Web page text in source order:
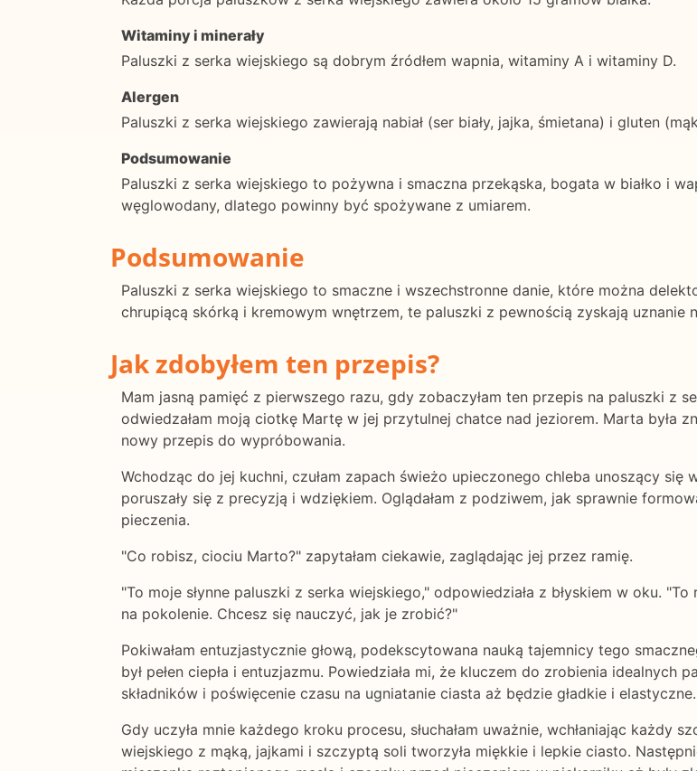
Witaminy i minerały
Paluszki z serka wiejskiego są dobrym źródłem wapnia, witaminy A i witaminy D.
Alergen
Paluszki z serka wiejskiego zawierają nabiał (ser biały, jajka, śmietana) i gluten
Podsumowanie
Paluszki z serka wiejskiego to pożywna i smaczna przekąska, bogata w białko i
węglowodany, dlatego powinny być spożywane z umiarem.
Podsumowanie
Paluszki z serka wiejskiego to smaczne i wszechstronne danie, które można
chrupiącą skórką i kremowym wnętrzem, te paluszki z pewnością zyskają uznanie
Jak zdobyłem ten przepis?
Mam jasną pamięć z pierwszego razu, gdy zobaczyłam ten przepis na paluszki z
odwiedzałam moją ciotkę Martę w jej przytulnej chatce nad jeziorem. Marta była
nowy przepis do wypróbowania.
Wchodząc do jej kuchni, czułam zapach świeżo upieczonego chleba unoszący
poruszały się z precyzją i wdziękiem. Oglądałam z podziwem, jak sprawnie
pieczenia.
"Co robisz, ciociu Marto?" zapytałam ciekawie, zaglądając jej przez ramię.
"To moje słynne paluszki z serka wiejskiego," odpowiedziała z błyskiem w oku.
na pokolenie. Chcesz się nauczyć, jak je zrobić?"
Pokiwałam entuzjastycznie głową, podekscytowana nauką tajemnicy tego
był pełen ciepła i entuzjazmu. Powiedziała mi, że kluczem do zrobienia
składników i poświęcenie czasu na ugniatanie ciasta aż będzie gładkie i elastyczne.
Gdy uczyła mnie każdego kroku procesu, słuchałam uważnie, wchłaniając każdy
wiejskiego z mąką, jajkami i szczyptą soli tworzyła miękkie i lepkie ciasto.